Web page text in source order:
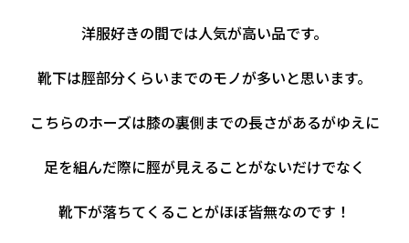
洋服好きの間では人気が高い品です。
靴下は脛部分くらいまでのモノが多いと思います。
こちらのホーズは膝の裏側までの長さがあるがゆえに
足を組んだ際に脛が見えることがないだけでなく
靴下が落ちてくることがほぼ皆無なのです！